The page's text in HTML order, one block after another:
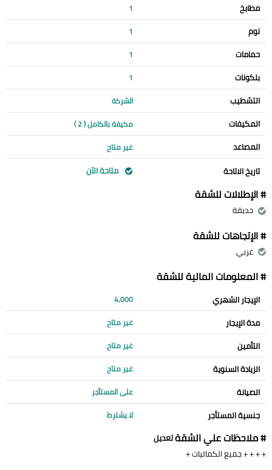
مطابخ 1
نوم 1
حمامات 1
بلكونات 1
التشطيب الشركة
المكيفات مكيفة بالكامل ( 2 )
المصاعد غير متاح
تاريخ الاتاحة متاحة الآن
# الإطلالات للشقة
حديقة
# الإتجاهات للشقة
غربي
# المعلومات المالية للشقة
الإيجار الشهري 4,000
مدة الإيجار غير متاح
التأمين غير متاح
الزيادة السنوية غير متاح
الصيانة على المستأجر
جنسية المستأجر لا يشترط
# ملاحظات علي الشقةتعديل
+ + + + جميع الكماليات +